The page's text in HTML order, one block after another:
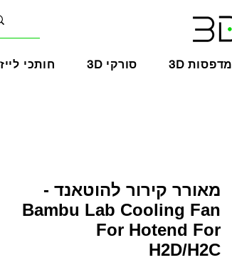
חותכי 3D סורקי 3D מדפסות
מאורר קירור להוטאנד -
Bambu Lab Cooling Fan
For Hotend For
H2D/H2C